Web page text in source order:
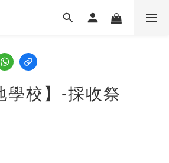
學校】-採收祭